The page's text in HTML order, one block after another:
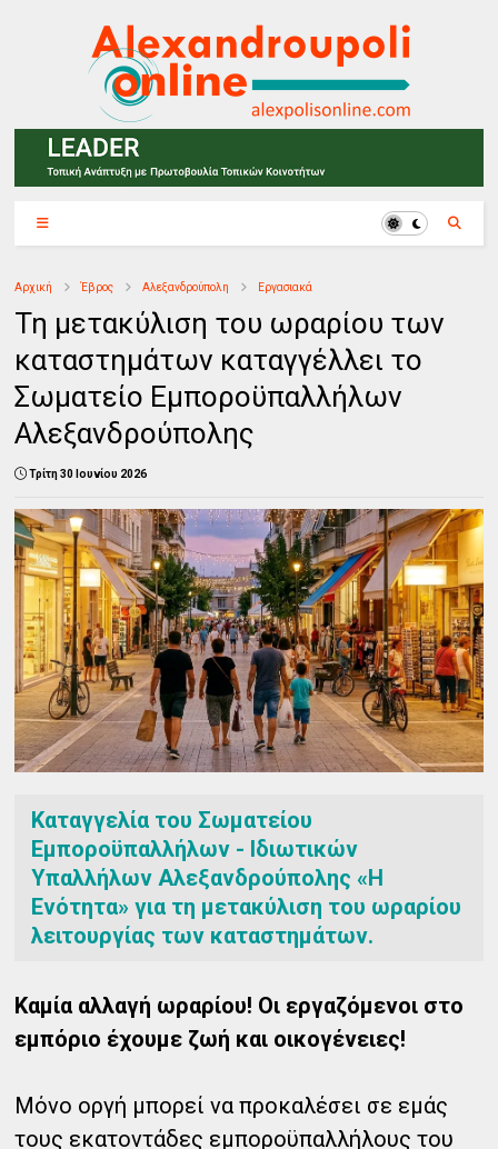
Αρχική Έβρος Αλεξανδρούπολη Εργασιακά
Τη μετακύλιση του ωραρίου των
καταστημάτων καταγγέλλει το
Σωματείο Εμποροϋπαλλήλων
Αλεξανδρούπολης
Τρίτη 30 Ιουνίου 2026
Καταγγελία του Σωματείου
Εμποροϋπαλλήλων - Ιδιωτικών
Υπαλλήλων Αλεξανδρούπολης «Η
Ενότητα» για τη μετακύλιση του ωραρίου
λειτουργίας των καταστημάτων.
Καμία αλλαγή ωραρίου! Οι εργαζόμενοι στο
εμπόριο έχουμε ζωή και οικογένειες!
Μόνο οργή μπορεί να προκαλέσει σε εμάς
τους εκατοντάδες εμποροϋπαλλήλους του